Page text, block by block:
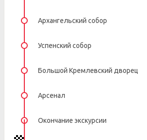
Архангельский собор
Успенский собор
Большой Кремлевский дворец
Арсенал
Окончание экскурсии